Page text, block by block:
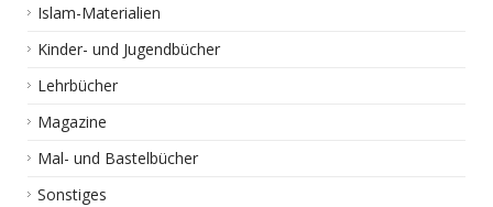
Islam-Materialien
Kinder- und Jugendbücher
Lehrbücher
Magazine
Mal- und Bastelbücher
Sonstiges